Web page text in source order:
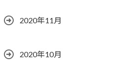
2020年11月
2020年10月